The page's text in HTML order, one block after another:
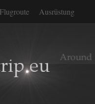
Flugroute Ausrüstung